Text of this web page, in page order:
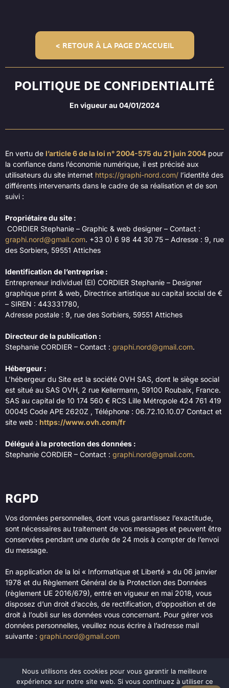
< RETOUR À LA PAGE D'ACCUEIL
POLITIQUE DE CONFIDENTIALITÉ
En vigueur au 04/01/2024
En vertu de l’article 6 de la loi n° 2004-575 du 21 juin 2004 pour
la confiance dans l’économie numérique, il est précisé aux
utilisateurs du site internet https://graphi-nord.com/ l’identité des
différents intervenants dans le cadre de sa réalisation et de son
suivi :
Propriétaire du site :
CORDIER Stephanie – Graphic & web designer – Contact :
graphi.nord@gmail.com. +33 0) 6 98 44 30 75 – Adresse : 9, rue
des Sorbiers, 59551 Attiches
Identification de l’entreprise :
Entrepreneur individuel (EI) CORDIER Stephanie – Designer
graphique print & web, Directrice artistique au capital social de €
– SIREN : 443331780,
Adresse postale : 9, rue des Sorbiers, 59551 Attiches
Directeur de la publication :
Stephanie CORDIER – Contact : graphi.nord@gmail.com.
Hébergeur :
L’hébergeur du Site est la société OVH SAS, dont le siège social
est situé au SAS OVH, 2 rue Kellermann, 59100 Roubaix, France.
SAS au capital de 10 174 560 € RCS Lille Métropole 424 761 419
00045 Code APE 2620Z , Téléphone : 06.72.10.10.07 Contact et
site web : https://www.ovh.com/fr
Délégué à la protection des données :
Stephanie CORDIER – Contact : graphi.nord@gmail.com.
RGPD
Vos données personnelles, dont vous garantissez l’exactitude,
sont nécessaires au traitement de vos messages et peuvent être
conservées pendant une durée de 24 mois à compter de l’envoi
du message.
En application de la loi « Informatique et Liberté » du 06 janvier
1978 et du Règlement Général de la Protection des Données
(règlement UE 2016/679), entré en vigueur en mai 2018, vous
disposez d’un droit d’accès, de rectification, d’opposition et de
droit à l’oubli sur les données vous concernant. Pour gérer vos
données personnelles, veuillez nous écrire à l’adresse mail
suivante : graphi.nord@gmail.com
Nous utilisons des cookies pour vous garantir la meilleure
expérience sur notre site web. Si vous continuez à utiliser ce